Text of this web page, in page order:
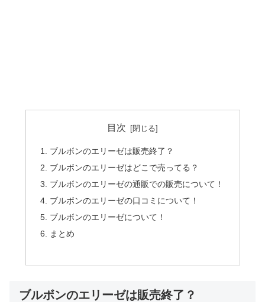
目次
ブルボンのエリーゼは販売終了？
ブルボンのエリーゼはどこで売ってる？
ブルボンのエリーゼの通販での販売について！
ブルボンのエリーゼの口コミについて！
ブルボンのエリーゼについて！
まとめ
ブルボンのエリーゼは販売終了？